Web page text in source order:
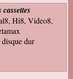
! A
la veille
de
avec ses
Hi8, Video8,
dur